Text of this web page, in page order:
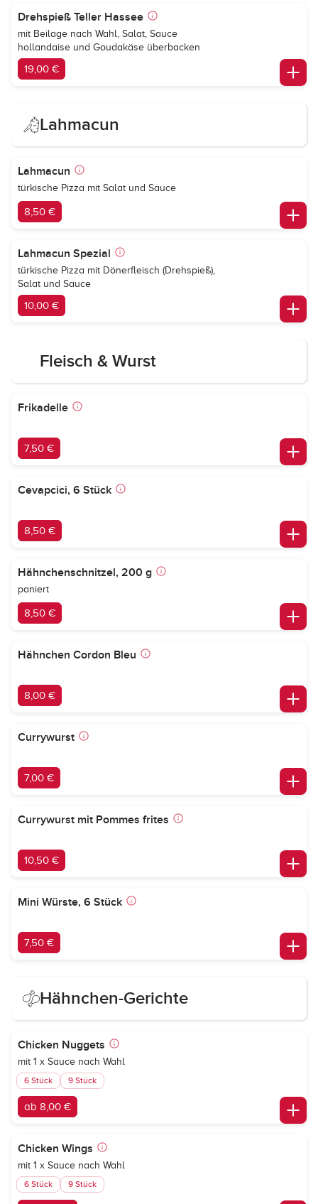
Drehspieß Teller Hassee
mit Beilage nach Wahl, Salat, Sauce
hollandaise und Goudakäse überbacken
19,00 €
Lahmacun
Lahmacun
türkische Pizza mit Salat und Sauce
8,50 €
Lahmacun Spezial
türkische Pizza mit Dönerfleisch (Drehspieß),
Salat und Sauce
10,00 €
Fleisch & Wurst
Frikadelle
7,50 €
Cevapcici, 6 Stück
8,50 €
Hähnchenschnitzel, 200 g
paniert
8,50 €
Hähnchen Cordon Bleu
8,00 €
Currywurst
7,00 €
Currywurst mit Pommes frites
10,50 €
Mini Würste, 6 Stück
7,50 €
Hähnchen-Gerichte
Chicken Nuggets
mit 1 x Sauce nach Wahl
6 Stück 9 Stück
ab 8,00 €
Chicken Wings
mit 1 x Sauce nach Wahl
6 Stück 9 Stück